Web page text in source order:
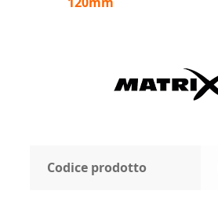
Codice prodotto